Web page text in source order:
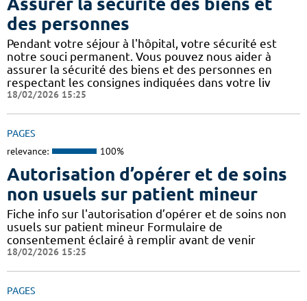
des personnes
Pendant votre séjour à l'hôpital, votre sécurité est
notre souci permanent. Vous pouvez nous aider à
assurer la sécurité des biens et des personnes en
respectant les consignes indiquées dans votre liv
18/02/2026 15:25
PAGES
relevance: 100%
Autorisation d’opérer et de soins
non usuels sur patient mineur
Fiche info sur l'autorisation d’opérer et de soins non
usuels sur patient mineur Formulaire de
consentement éclairé à remplir avant de venir
18/02/2026 15:25
PAGES